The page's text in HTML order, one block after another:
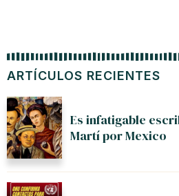
ARTÍCULOS RECIENTES
Es infatigable
Martí por Mexico